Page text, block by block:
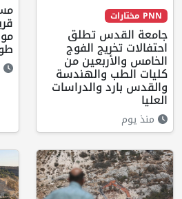
PNN مختارات
جامعة القدس تطلق
احتفالات تخريج الفوج
الخامس والأربعين من
كليات الطب والهندسة
والقدس بارد والدراسات
العليا
منذ يوم